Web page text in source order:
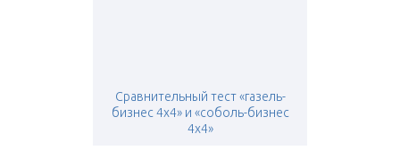
Сравнительный тест «газель-
бизнес 4х4» и «соболь-бизнес
4х4»